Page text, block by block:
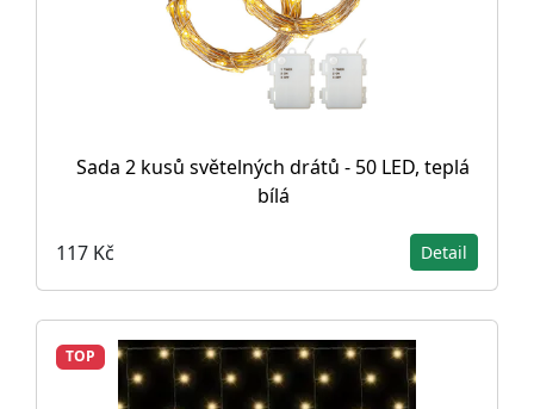
Sada 2 kusů světelných drátů - 50 LED, teplá
bílá
117 Kč Detail
TOP